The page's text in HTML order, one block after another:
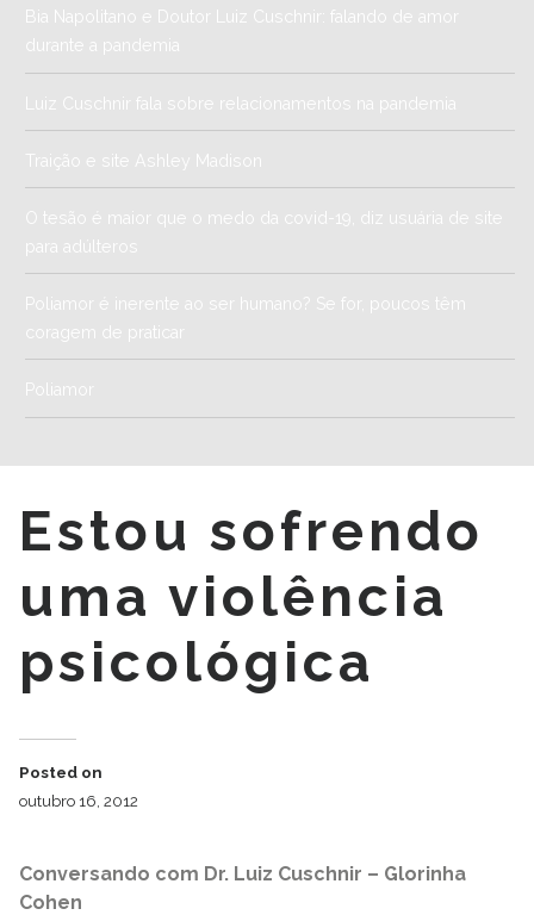
Bia Napolitano e Doutor Luiz Cuschnir: falando de amor
durante a pandemia
Luiz Cuschnir fala sobre relacionamentos na pandemia
Traição e site Ashley Madison
O tesão é maior que o medo da covid-19, diz usuária de site
para adúlteros
Poliamor é inerente ao ser humano? Se for, poucos têm
coragem de praticar
Poliamor
Estou sofrendo
uma violência
psicológica
Posted on
outubro 16, 2012
Conversando com Dr. Luiz Cuschnir – Glorinha
Cohen